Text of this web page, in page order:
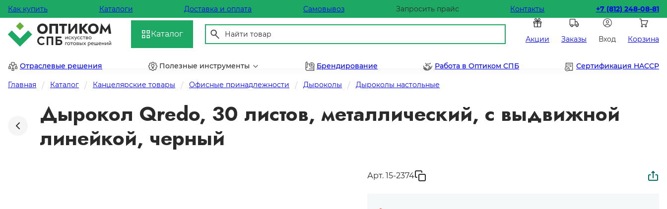
Как купить Каталоги Доставка и оплата Самовывоз Запросить прайс Контакты +7 (812) 248-08-81
Каталог
Акции Заказы Вход Корзина
Отраслевые решения Полезные инструменты Брендирование Работа в Оптиком СПБ Сертификация HACCP
Главная Каталог Канцелярские товары Офисные принадлежности Дыроколы Дыроколы настольные
Дырокол Qredo, 30 листов, металлический, с выдвижной
линейкой, черный
Арт. 15-2374